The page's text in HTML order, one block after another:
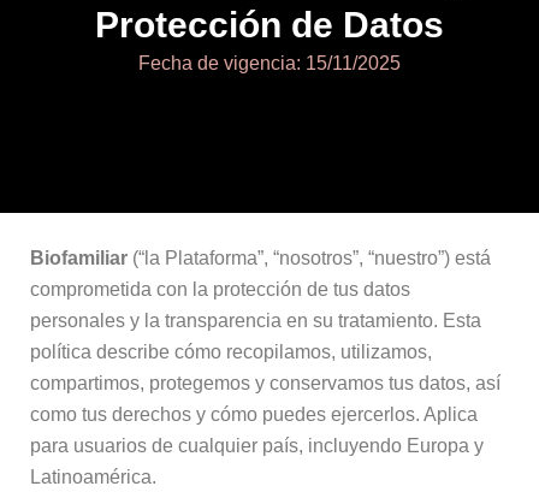
Protección de Datos
Fecha de vigencia: 15/11/2025
Biofamiliar (“la Plataforma”, “nosotros”, “nuestro”) está
comprometida con la protección de tus datos
personales y la transparencia en su tratamiento. Esta
política describe cómo recopilamos, utilizamos,
compartimos, protegemos y conservamos tus datos, así
como tus derechos y cómo puedes ejercerlos. Aplica
para usuarios de cualquier país, incluyendo Europa y
Latinoamérica.